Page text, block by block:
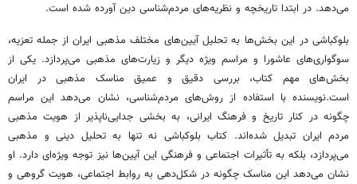
می‌دهد. در ابتدا تاریخچه و نظریه‌های مردم‌شناسی دین آورده شده است.
بلوکباشی در این بخش‌ها به تحلیل آیین‌های مختلف مذهبی ایران از جمله تعزیه،
سوگواری‌های عاشورا و مراسم‌ ویژه دیگر و زیارت‌های مذهبی می‌پردازد. یکی از
بخش‌های مهم کتاب، بررسی دقیق و عمیق مناسک مذهبی در ایران
است.نویسنده با استفاده از روش‌های مردم‌شناسی، نشان می‌دهد این مراسم‌
چگونه در کنار تاریخ و فرهنگ ایرانی، به بخشی جدایی‌ناپذیر از هویت مذهبی
مردم ایران تبدیل شده‌اند. کتاب بلوکباشی نه تنها به تحلیل دینی و مذهبی
می‌پردازد، بلکه به تأثیرات اجتماعی و فرهنگی این آیین‌ها نیز توجه ویژه‌ای دارد. او
نشان می‌دهد این مناسک چگونه در شکل‌دهی به روابط اجتماعی، هویت گروهی و